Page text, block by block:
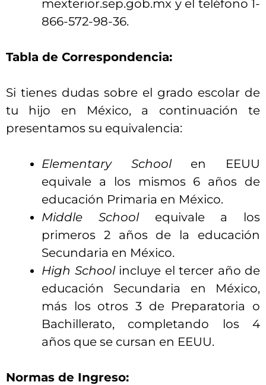
mexterior.sep.gob.mx y el teléfono 1-
866-572-98-36.
Tabla de Correspondencia:
Si tienes dudas sobre el grado escolar de
tu hijo en México, a continuación te
presentamos su equivalencia:
Elementary Schoolen EEUU
equivale a los mismos 6 años de
educación Primaria en México.
Middle Schoolequivale a los
primeros 2 años de la educación
Secundaria en México.
High Schoolincluye el tercer año de
educación Secundaria en México,
más los otros 3 de Preparatoria o
Bachillerato, completando los 4
años que se cursan en EEUU.
Normas de Ingreso: